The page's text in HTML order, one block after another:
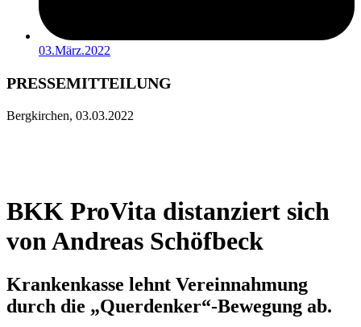
03.März.2022
PRESSEMITTEILUNG
Bergkirchen, 03.03.2022
BKK ProVita distanziert sich
von Andreas Schöfbeck
Krankenkasse lehnt Vereinnahmung
durch die „Querdenker“-Bewegung ab.